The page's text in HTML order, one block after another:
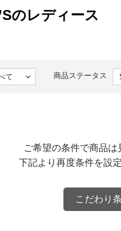
のレディース
商品ステータス
ご希望の条件で商品は
下記より再度条件を設
こだわり